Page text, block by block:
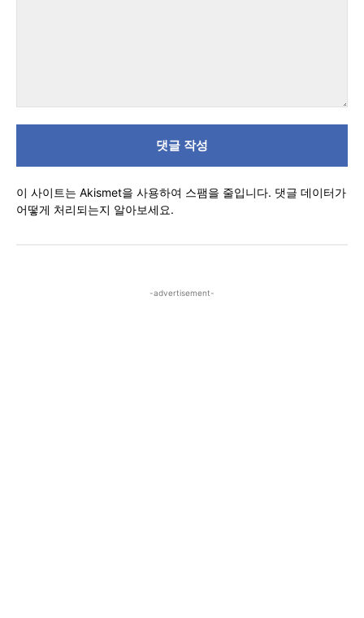
이 사이트는 Akismet을 사용하여 스팸을 줄입니다. 댓글 데이터가
어떻게 처리되는지 알아보세요.
-advertisement-